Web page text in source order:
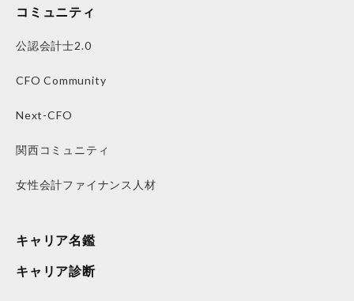
コミュニティ
公認会計士2.0
CFO Community
Next-CFO
関西コミュニティ
女性会計ファイナンス人材
キャリア名鑑
キャリア診断